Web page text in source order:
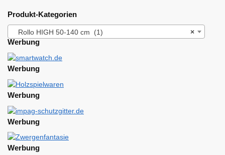
Produkt-Kategorien
×
Rollo HIGH 50-140 cm (1)
Werbung
Werbung
Werbung
Werbung
Werbung